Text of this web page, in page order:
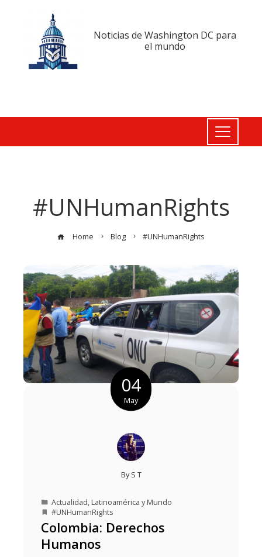
Noticias de Washington DC para
el mundo
#UNHumanRights
Home Blog #UNHumanRights
04
May
ByS T
Actualidad, Latinoamérica y Mundo
#UNHumanRights
Colombia: Derechos
Humanos